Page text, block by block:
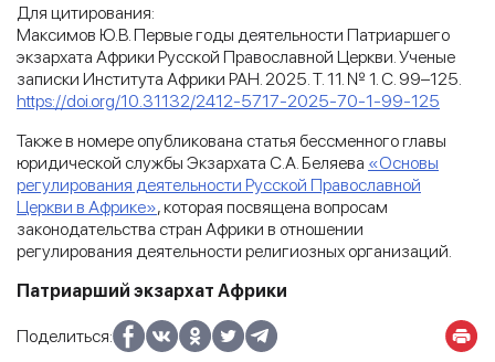
Для цитирования:
Максимов Ю.В. Первые годы деятельности Патриаршего
экзархата Африки Русской Православной Церкви. Ученые
записки Института Африки РАН. 2025. Т. 11. № 1. С. 99–125.
https://doi.org/10.31132/2412-5717-2025-70-1-99-125
Также в номере опубликована статья бессменного главы
юридической службы Экзархата С.А. Беляева «Основы
регулирования деятельности Русской Православной
Церкви в Африке», которая посвящена вопросам
законодательства стран Африки в отношении
регулирования деятельности религиозных организаций.
Патриарший экзархат Африки
Поделиться: